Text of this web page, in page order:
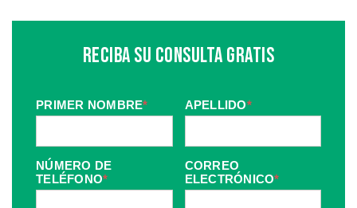
Reciba Su Consulta Gratis
PRIMER NOMBRE* APELLIDO*
NÚMERO DE
TELÉFONO*
CORREO
ELECTRÓNICO*